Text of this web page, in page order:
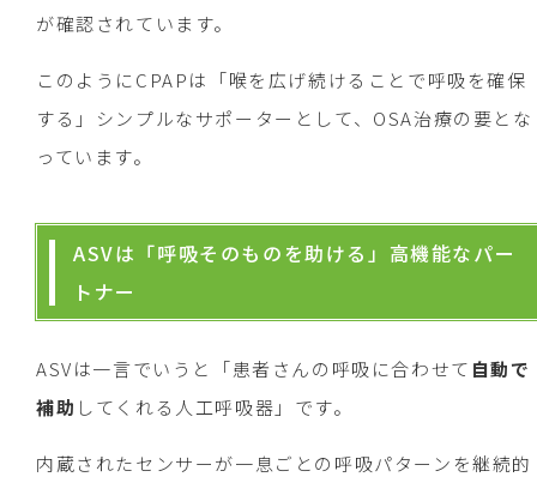
が確認されています。
このようにCPAPは「喉を広げ続けることで呼吸を確保
する」シンプルなサポーターとして、OSA治療の要とな
っています。
ASVは「呼吸そのものを助ける」高機能なパー
トナー
ASVは一言でいうと「患者さんの呼吸に合わせて 自動で
補助 してくれる人工呼吸器」です。
内蔵されたセンサーが一息ごとの呼吸パターンを継続的